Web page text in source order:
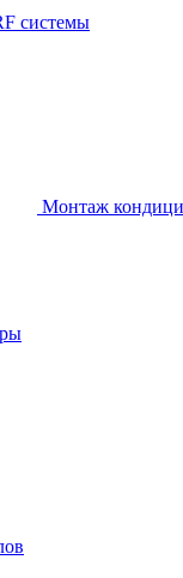
системы
Монтаж